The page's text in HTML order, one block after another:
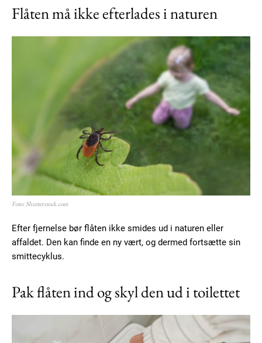
Flåten må ikke efterlades i naturen
Foto: Shutterstock.com
Efter fjernelse bør flåten ikke smides ud i naturen eller
affaldet. Den kan finde en ny vært, og dermed fortsætte sin
smittecyklus.
Pak flåten ind og skyl den ud i toilettet